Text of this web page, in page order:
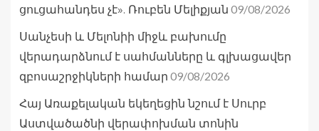
ցուցահանդես չէ». Ռուբեն Մելիքյան 09/08/2026
Սանչեսի և Մելոնիի միջև բախումը
վերադարձնում է սահմանները և գլխացավեր
զբոսաշրջիկների համար 09/08/2026
Հայ Առաքելական եկեղեցին նշում է Սուրբ
Աստվածածնի վերափոխման տոնին